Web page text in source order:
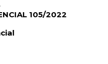
105/2022